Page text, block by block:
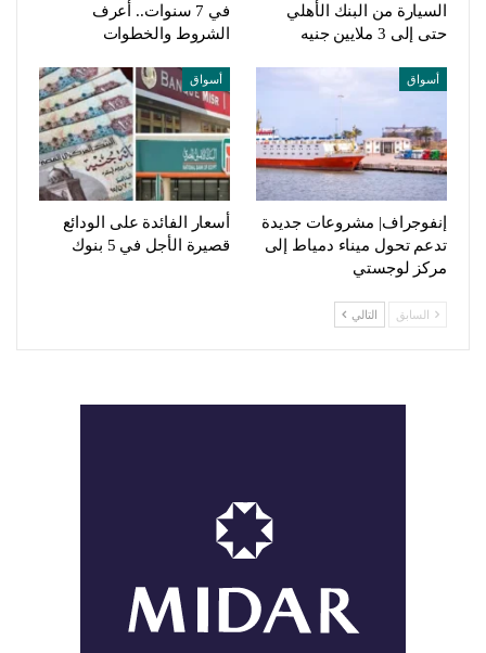
السيارة من البنك الأهلي
حتى إلى 3 ملايين جنيه
في 7 سنوات.. أعرف
الشروط والخطوات
أسواق
إنفوجراف| مشروعات جديدة
تدعم تحول ميناء دمياط إلى
مركز لوجستي
أسواق
أسعار الفائدة على الودائع
قصيرة الأجل في 5 بنوك
السابق التالي